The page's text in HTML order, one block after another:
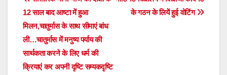
navigation
के गठन के लियें हुई वोटिंग
12 साल बाद आष्टा में हुआ
मिलन,चातुर्मास के साथ सीमाएं बांध
ली…चातुर्मास में मनुष्य पर्याय की
सार्थकता करने के लिए धर्म की
क्रियाएं कर अपनी दृष्टि सम्यकदृष्टि